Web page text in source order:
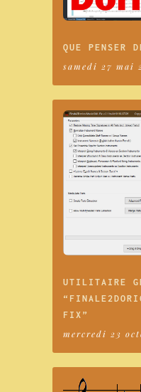
QUE PENSER
samedi 27 mai
UTILITAIRE
FIX”
mercredi 23